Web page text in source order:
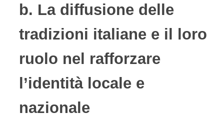
b. La diffusione delle
tradizioni italiane e il loro
ruolo nel rafforzare
l’identità locale e
nazionale